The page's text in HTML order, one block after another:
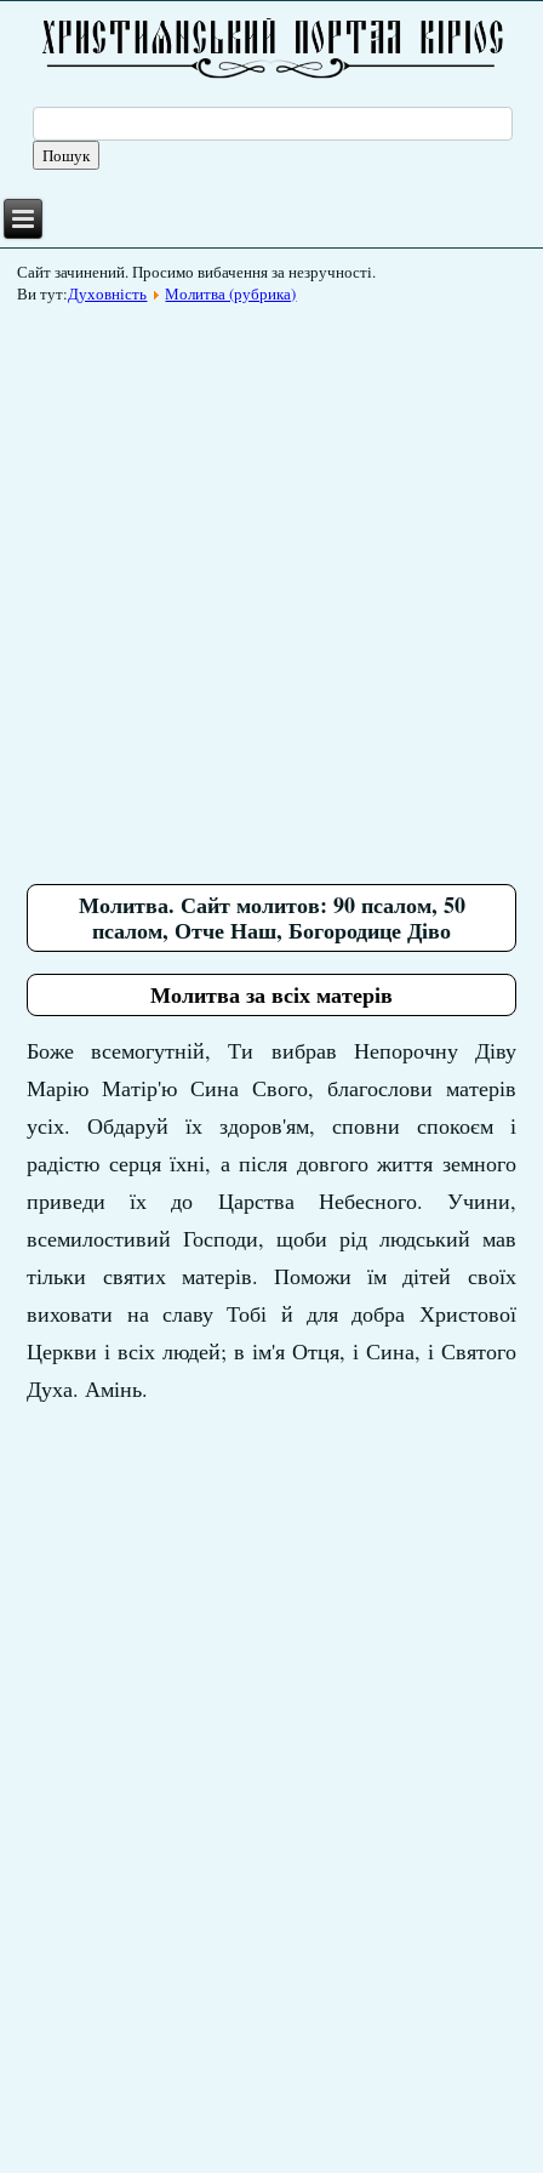
Сайт зачинений. Просимо вибачення за незручності.
Ви тут:Духовність Молитва (рубрика)
Молитва. Сайт молитов: 90 псалом, 50
псалом, Отче Наш, Богородице Діво
Молитва за всіх матерів
Боже всемогутній, Ти вибрав Непорочну Діву
Марію Матір'ю Сина Свого, благослови матерів
усіх. Обдаруй їх здоров'ям, сповни спокоєм і
радістю серця їхні, а після довгого життя земного
приведи їх до Царства Небесного. Учини,
всемилостивий Господи, щоби рід людський мав
тільки святих матерів. Поможи їм дітей своїх
виховати на славу Тобі й для добра Христової
Церкви і всіх людей; в ім'я Отця, і Сина, і Святого
Духа. Амінь.